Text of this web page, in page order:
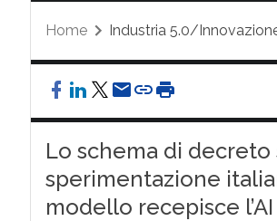
Home Industria 5.0/
Lo schema di
sperimentazione
modello recepisce